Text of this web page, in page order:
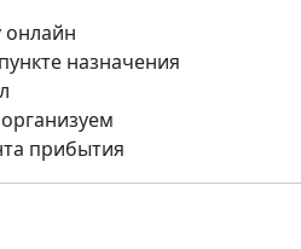
онлайн
назначения
прибытия